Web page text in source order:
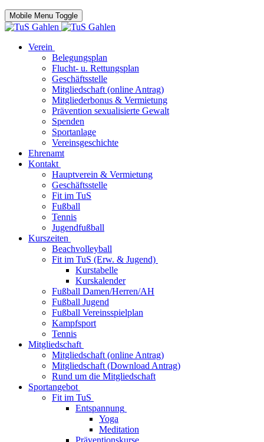
Mobile Menu Toggle
Verein
Belegungsplan
Flucht- u. Rettungsplan
Geschäftsstelle
Mitgliedschaft (online Antrag)
Mitgliederbonus & Vermietung
Prävention sexualisierte Gewalt
Spenden
Sportanlage
Vereinsgeschichte
Ehrenamt
Kontakt
Hauptverein & Vermietung
Geschäftsstelle
Fit im TuS
Fußball
Tennis
Jugendfußball
Kurszeiten
Beachvolleyball
Fit im TuS (Erw. & Jugend)
Kurstabelle
Kurskalender
Fußball Damen/Herren/AH
Fußball Jugend
Fußball Vereinsspielplan
Kampfsport
Tennis
Mitgliedschaft
Mitgliedschaft (online Antrag)
Mitgliedschaft (Download Antrag)
Rund um die Mitgliedschaft
Sportangebot
Fit im TuS
Entspannung
Yoga
Meditation
Präventionskurse